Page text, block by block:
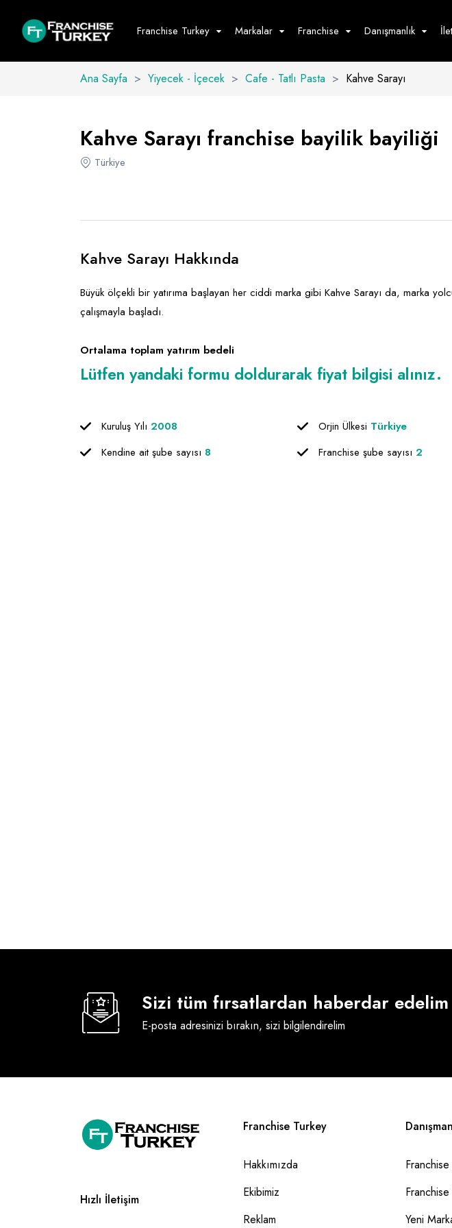
Franchise Turkey Markalar
Hepsini Göster
Franchise Danışmanlık
Ana Sayfa > Yiyecek - İçecek > Cafe - Tatlı Pasta > Kahve Sarayı
Kahve Sarayı franchise bayilik bayiliği
Türkiye
Kahve Sarayı Hakkında
Büyük ölçekli bir yatırıma başlayan her ciddi marka gibi Kahve Sarayı da, marka
çalışmayla başladı.
Ortalama toplam yatırım bedeli
Lütfen yandaki formu doldurarak fiyat bilgisi alınız.
Kuruluş Yılı 2008 Orjin Ülkesi Türkiye
Kendine ait şube sayısı 8 Franchise şube sayısı 2
Sizi tüm fırsatlardan haberdar edelim
E-posta adresinizi bırakın, sizi bilgilendirelim
Hızlı İletişim
Franchise Turkey
Hakkımızda
Ekibimiz
Reklam
Yeni